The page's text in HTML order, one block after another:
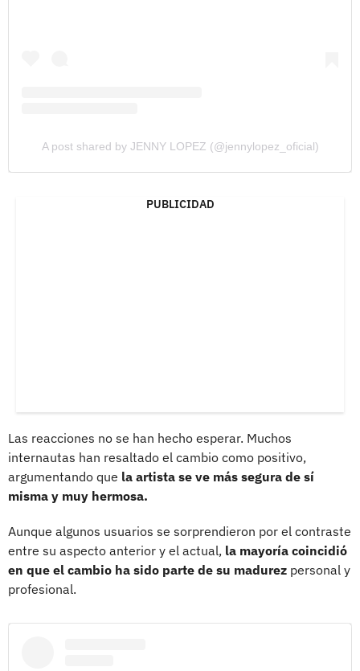
A post shared by JENNY LOPEZ (@jennylopez_oficial)
PUBLICIDAD
Las reacciones no se han hecho esperar. Muchos
internautas han resaltado el cambio como positivo,
argumentando que la artista se ve más segura de sí
misma y muy hermosa.
Aunque algunos usuarios se sorprendieron por el contraste
entre su aspecto anterior y el actual, la mayoría coincidió
en que el cambio ha sido parte de su madurez personal y
profesional.